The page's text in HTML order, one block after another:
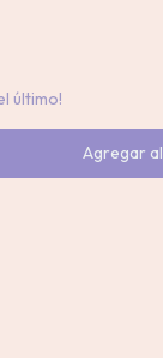
último!